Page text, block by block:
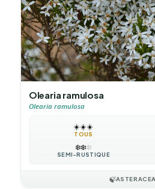
Olearia ramulosa
Olearia ramulosa
☀️☀️☀️
TOUS
❄️❄️❄️
SEMI-RUSTIQUE
🍃